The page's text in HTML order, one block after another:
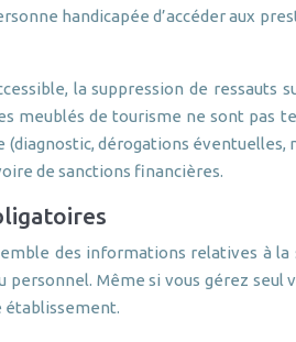
handicapée d’accéder aux
la suppression de
meublés de tourisme ne sont pas
dérogations
de sanctions financières.
des informations relatives à
Même si vous gérez seul
établissement.